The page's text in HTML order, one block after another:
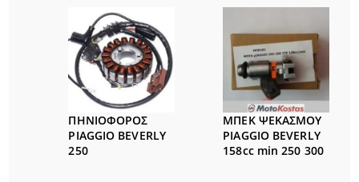
ΠΗΝΙΟΦΟΡΟΣ
PIAGGIO BEVERLY
250
ΜΠΕΚ ΨΕΚΑΣΜΟΥ
PIAGGIO BEVERLY
158cc min 250 300